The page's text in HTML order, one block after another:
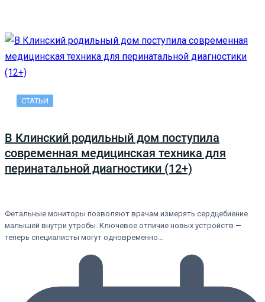
СТАТЬИ
В Клинский родильный дом поступила
современная медицинская техника для
перинатальной диагностики (12+)
Фетальные мониторы позволяют врачам измерять сердцебиение
малышей внутри утробы. Ключевое отличие новых устройств —
теперь специалисты могут одновременно…